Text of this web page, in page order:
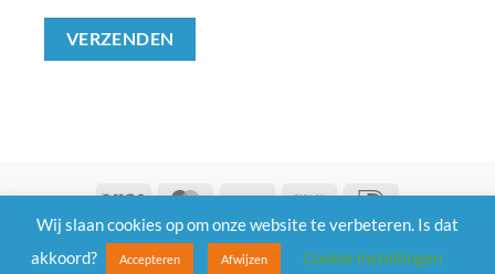
Visa MasterCard
Bank
Transfer
Cash
on
Pickup
IDeal
Algemene Voorwaarden| Privacy |
Copyright 2026 ©Magazijn Compleet
Wij slaan cookies op om onze website te verbeteren. Is dat
akkoord?
Accepteren Afwijzen Cookie instellingen